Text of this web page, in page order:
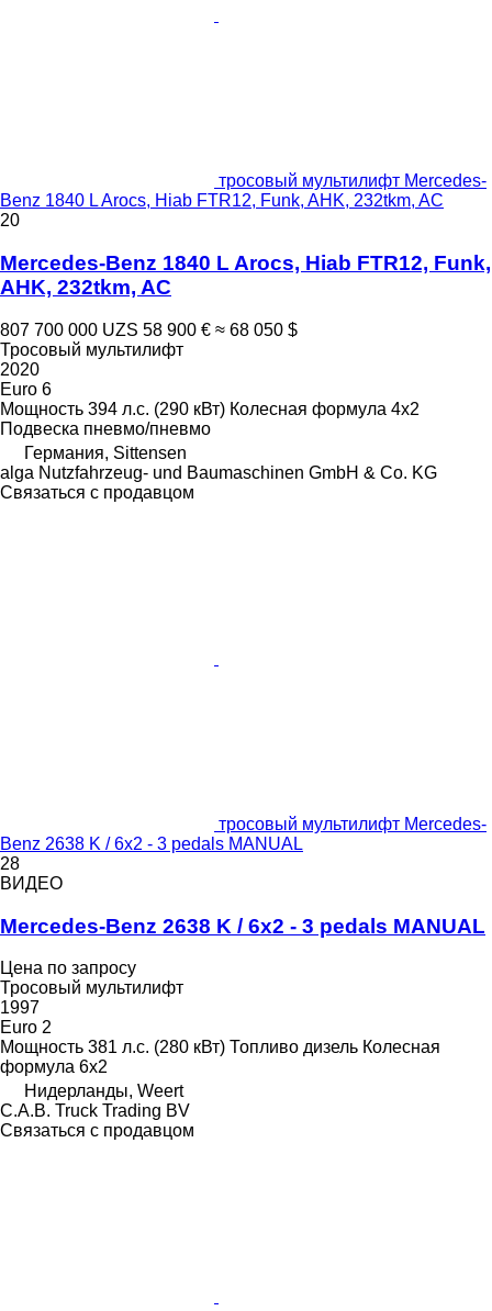
тросовый мультилифт Mercedes-
Benz 1840 L Arocs, Hiab FTR12, Funk, AHK, 232tkm, AC
20
Mercedes-Benz 1840 L Arocs, Hiab FTR12, Funk,
AHK, 232tkm, AC
807 700 000 UZS 58 900 € ≈ 68 050 $
Тросовый мультилифт
2020
Euro 6
Мощность 394 л.с. (290 кВт) Колесная формула 4x2
Подвеска пневмо/пневмо
Германия, Sittensen
alga Nutzfahrzeug- und Baumaschinen GmbH & Co. KG
Связаться с продавцом
тросовый мультилифт Mercedes-
Benz 2638 K / 6x2 - 3 pedals MANUAL
28
ВИДЕО
Mercedes-Benz 2638 K / 6x2 - 3 pedals MANUAL
Цена по запросу
Тросовый мультилифт
1997
Euro 2
Мощность 381 л.с. (280 кВт) Топливо дизель Колесная
формула 6x2
Нидерланды, Weert
C.A.B. Truck Trading BV
Связаться с продавцом